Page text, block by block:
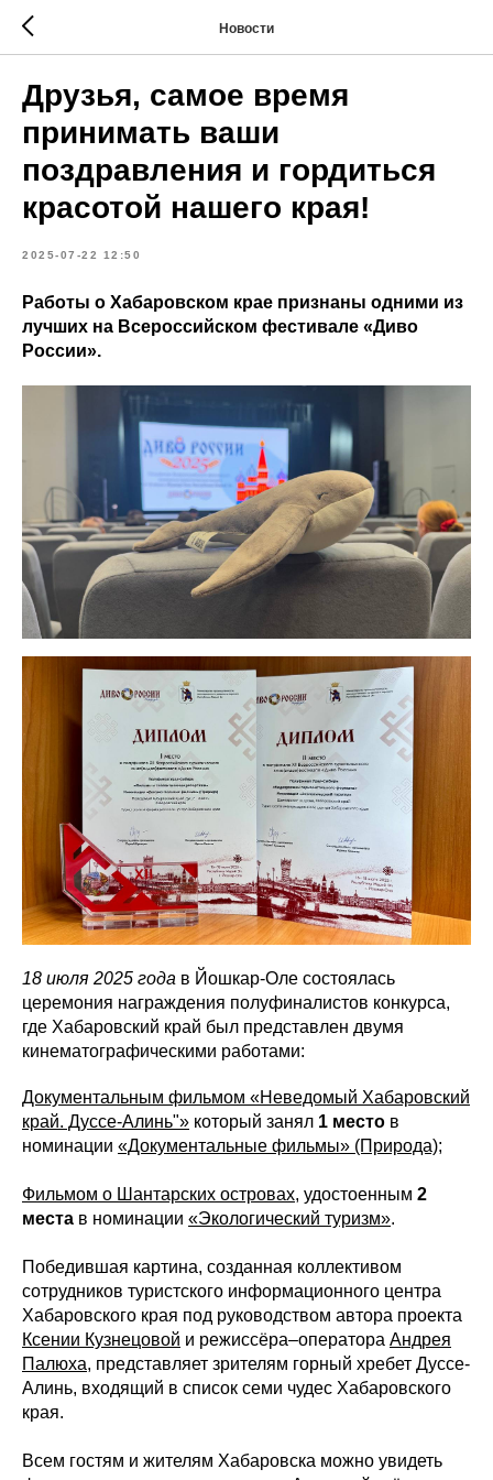
Новости
Друзья, самое время
принимать ваши
поздравления и гордиться
красотой нашего края!
2025-07-22 12:50
Работы о Хабаровском крае признаны одними из
лучших на Всероссийском фестивале «Диво
России».
18 июля 2025 года в Йошкар-Оле состоялась
церемония награждения полуфиналистов конкурса,
где Хабаровский край был представлен двумя
кинематографическими работами:
Документальным фильмом «Неведомый Хабаровский
край. Дуссе-Алинь"» который занял 1 место в
номинации «Документальные фильмы» (Природа);
Фильмом о Шантарских островах, удостоенным 2
места в номинации «Экологический туризм».
Победившая картина, созданная коллективом
сотрудников туристского информационного центра
Хабаровского края под руководством автора проекта
Ксении Кузнецовой и режиссёра–оператора Андрея
Палюха, представляет зрителям горный хребет Дуссе-
Алинь, входящий в список семи чудес Хабаровского
края.
Всем гостям и жителям Хабаровска можно увидеть